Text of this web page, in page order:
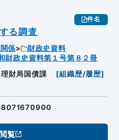
件名
る調査
係
財政史資料
財政史資料第１号第８２冊
理財局国債課 [組織歴/履歴]
覧